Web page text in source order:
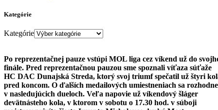
Kategórie
Kategórie
Po reprezentačnej pauze vstúpi MOL liga cez víkend už do
finále. Pred reprezentačnou pauzou sme spoznali víťaza súťaže
HC DAC Dunajská Streda, ktorý svoj triumf spečatil už štyri
pred koncom. O ďalších medailových umiestneniach sa rozhodne
v nasledujúcich dueloch. Veľa napovie už víkendový šláger
devätnásteho kola, v ktorom v sobotu o 17.30 hod. v súboji